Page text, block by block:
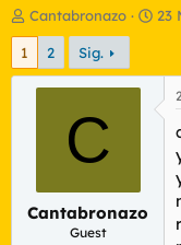
I
n
c
d
e
Cantabronazo
F
h
d
23
1 2 Sig.
C
Cantabronazo
Guest